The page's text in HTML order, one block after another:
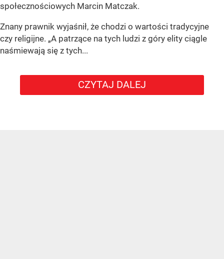
społecznościowych Marcin Matczak.
Znany prawnik wyjaśnił, że chodzi o wartości tradycyjne
czy religijne. „A patrzące na tych ludzi z góry elity ciągle
naśmiewają się z tych...
CZYTAJ DALEJ